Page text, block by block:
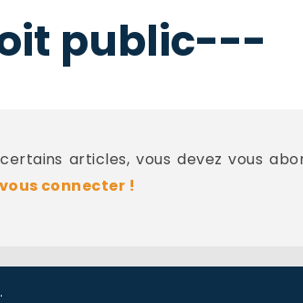
public---
articles, vous devez vous
connecter !